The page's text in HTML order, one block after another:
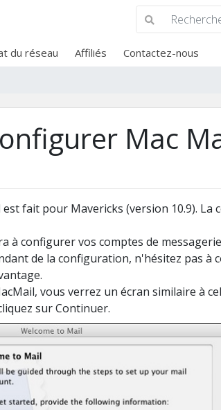
du réseau Affiliés Contactez-nous
Mac
est fait pour Mavericks (version 10.9). La
à configurer vos comptes de messagerie
de la configuration, n'hésitez pas à
.
, vous verrez un écran similaire à
sur Continuer.